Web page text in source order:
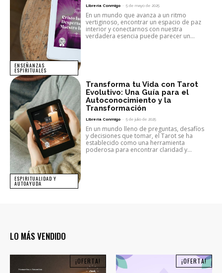
ENSEÑANZAS
ESPIRITUALES
Librería Conmigo - 5 de mayo de 2025
En un mundo que avanza a un ritmo
vertiginoso, encontrar un espacio de paz
interior y conectarnos con nuestra
verdadera esencia puede parecer un...
ESPIRITUALIDAD Y
AUTOAYUDA
Transforma tu Vida con Tarot
Evolutivo: Una Guía para el
Autoconocimiento y la
Transformación
Librería Conmigo - 5 de julio de 2025
En un mundo lleno de preguntas, desafíos
y decisiones que tomar, el Tarot se ha
establecido como una herramienta
poderosa para encontrar claridad y...
LO MÁS VENDIDO
¡OFERTA! ¡OFERTA!